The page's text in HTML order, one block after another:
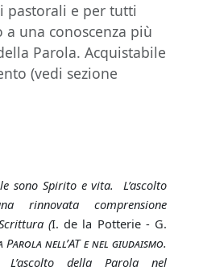
pastorali e per tutti
una conoscenza più
Parola. Acquistabile
(vedi sezione
sono Spirito e vita. L’ascolto
rinnovata comprensione
(I. de la Potterie - G.
Parola nell’ATe nel giudaismo.
L’ascolto della Parola nel